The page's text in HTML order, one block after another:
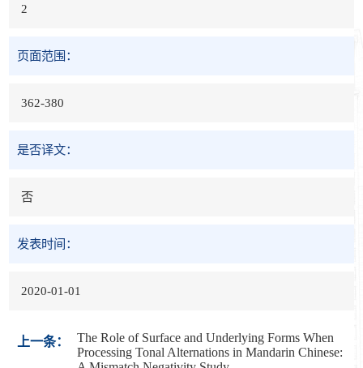
2
页面范围：
362-380
是否译文：
否
发表时间：
2020-01-01
上一条：
The Role of Surface and Underlying Forms When
Processing Tonal Alternations in Mandarin Chinese: